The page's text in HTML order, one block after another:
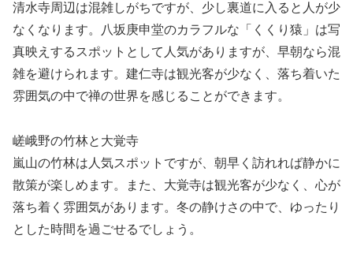
清水寺周辺は混雑しがちですが、少し裏道に入ると人が少
なくなります。八坂庚申堂のカラフルな「くくり猿」は写
真映えするスポットとして人気がありますが、早朝なら混
雑を避けられます。建仁寺は観光客が少なく、落ち着いた
雰囲気の中で禅の世界を感じることができます。
嵯峨野の竹林と大覚寺
嵐山の竹林は人気スポットですが、朝早く訪れれば静かに
散策が楽しめます。また、大覚寺は観光客が少なく、心が
落ち着く雰囲気があります。冬の静けさの中で、ゆったり
とした時間を過ごせるでしょう。